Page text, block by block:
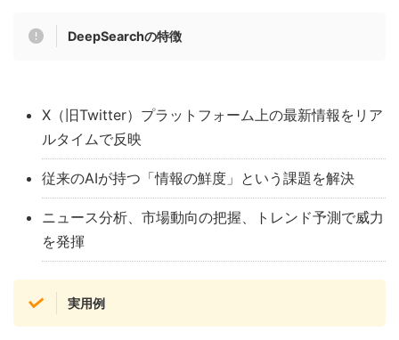
DeepSearchの特徴
X（旧Twitter）プラットフォーム上の最新情報をリア
ルタイムで反映
従来のAIが持つ「情報の鮮度」という課題を解決
ニュース分析、市場動向の把握、トレンド予測で威力
を発揮
実用例